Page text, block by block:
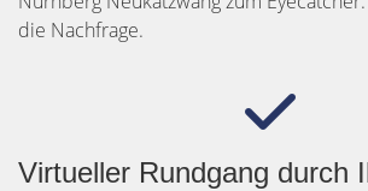
die Nachfrage.
Virtueller Rundgang durch